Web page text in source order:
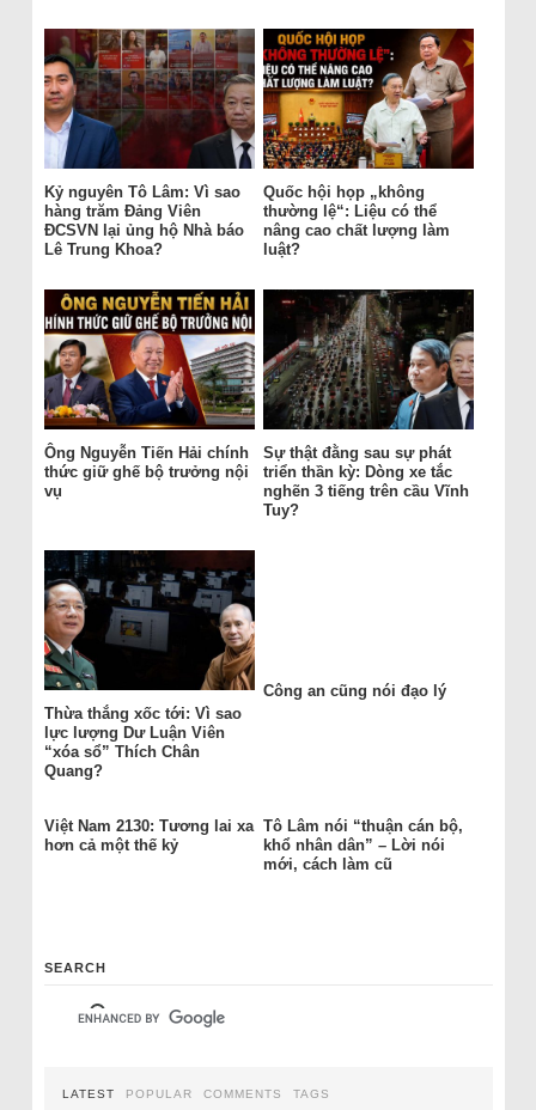
Kỷ nguyên Tô Lâm: Vì sao
hàng trăm Đảng Viên
ĐCSVN lại ủng hộ Nhà báo
Lê Trung Khoa?
Quốc hội họp „không
thường lệ“: Liệu có thể
nâng cao chất lượng làm
luật?
Ông Nguyễn Tiến Hải chính
thức giữ ghế bộ trưởng nội
vụ
Sự thật đằng sau sự phát
triển thần kỳ: Dòng xe tắc
nghẽn 3 tiếng trên cầu Vĩnh
Tuy?
Thừa thắng xốc tới: Vì sao
lực lượng Dư Luận Viên
“xóa sổ” Thích Chân
Quang?
Công an cũng nói đạo lý
Việt Nam 2130: Tương lai xa
hơn cả một thế kỷ
Tô Lâm nói “thuận cán bộ,
khổ nhân dân” – Lời nói
mới, cách làm cũ
SEARCH
LATEST POPULAR COMMENTS TAGS